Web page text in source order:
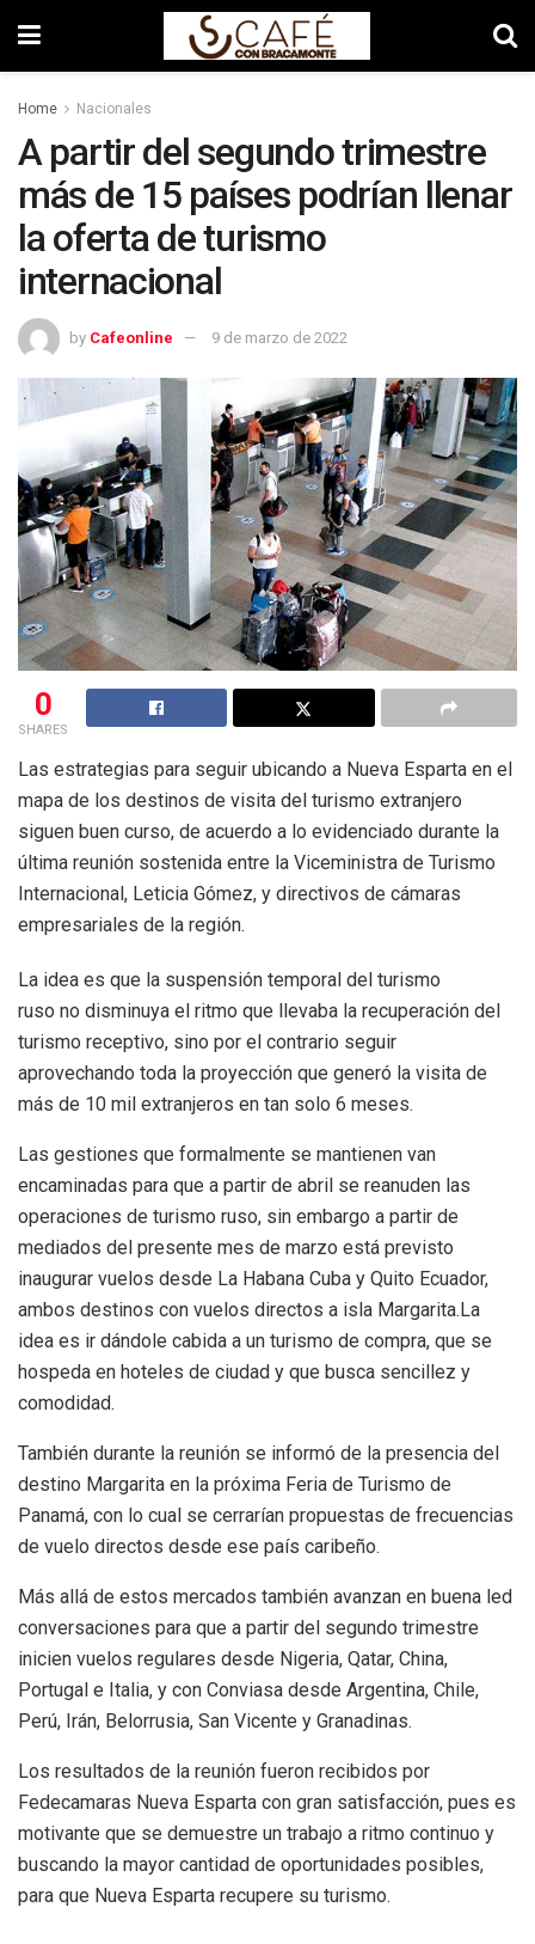
Home Nacionales
A partir del segundo trimestre
más de 15 países podrían llenar
la oferta de turismo
internacional
by Cafeonline 9 de marzo de 2022
0
SHARES
Las estrategias para seguir ubicando a Nueva Esparta en el
mapa de los destinos de visita del turismo extranjero
siguen buen curso, de acuerdo a lo evidenciado durante la
última reunión sostenida entre la Viceministra de Turismo
Internacional, Leticia Gómez, y directivos de cámaras
empresariales de la región.
La idea es que la suspensión temporal del turismo
ruso no disminuya el ritmo que llevaba la recuperación del
turismo receptivo, sino por el contrario seguir
aprovechando toda la proyección que generó la visita de
más de 10 mil extranjeros en tan solo 6 meses.
Las gestiones que formalmente se mantienen van
encaminadas para que a partir de abril se reanuden las
operaciones de turismo ruso, sin embargo a partir de
mediados del presente mes de marzo está previsto
inaugurar vuelos desde La Habana Cuba y Quito Ecuador,
ambos destinos con vuelos directos a isla Margarita.La
idea es ir dándole cabida a un turismo de compra, que se
hospeda en hoteles de ciudad y que busca sencillez y
comodidad.
También durante la reunión se informó de la presencia del
destino Margarita en la próxima Feria de Turismo de
Panamá, con lo cual se cerrarían propuestas de frecuencias
de vuelo directos desde ese país caribeño.
Más allá de estos mercados también avanzan en buena led
conversaciones para que a partir del segundo trimestre
inicien vuelos regulares desde Nigeria, Qatar, China,
Portugal e Italia, y con Conviasa desde Argentina, Chile,
Perú, Irán, Belorrusia, San Vicente y Granadinas.
Los resultados de la reunión fueron recibidos por
Fedecamaras Nueva Esparta con gran satisfacción, pues es
motivante que se demuestre un trabajo a ritmo continuo y
buscando la mayor cantidad de oportunidades posibles,
para que Nueva Esparta recupere su turismo.